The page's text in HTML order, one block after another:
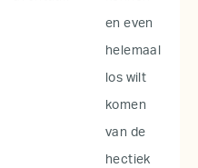
en even
helemaal
los wilt
komen
van de
hectiek